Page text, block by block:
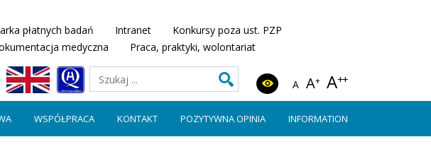
płatnych badań Intranet
Konkursy poza ust. PZP
medyczna Praca, praktyki, wolontariat
A A+ A++
WSPÓŁPRACA KONTAKT POZYTYWNA OPINIA INFORMATION